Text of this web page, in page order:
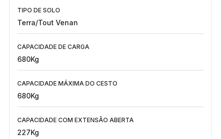
TIPO DE SOLO
Terra/Tout Venan
CAPACIDADE DE CARGA
680Kg
CAPACIDADE MÁXIMA DO CESTO
680Kg
CAPACIDADE COM EXTENSÃO ABERTA
227Kg